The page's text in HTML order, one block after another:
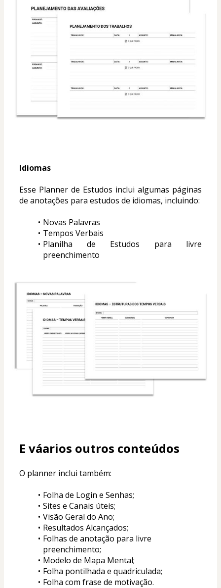
Idiomas
Esse Planner de Estudos inclui algumas páginas
de anotações para estudos de idiomas, incluindo:
Novas Palavras
Tempos Verbais
Planilha de Estudos para livre
preenchimento
E váarios outros conteúdos
O planner inclui também:
Folha de Login e Senhas;
Sites e Canais úteis;
Visão Geral do Ano;
Resultados Alcançados;
Folhas de anotação para livre
preenchimento;
Modelo de Mapa Mental;
Folha pontilhada e quadriculada;
Folha com frase de motivação.